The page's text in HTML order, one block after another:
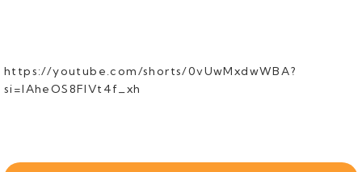
https://youtube.com/shorts/0vUwMxdwWBA?
si=IAheOS8FlVt4f_xh